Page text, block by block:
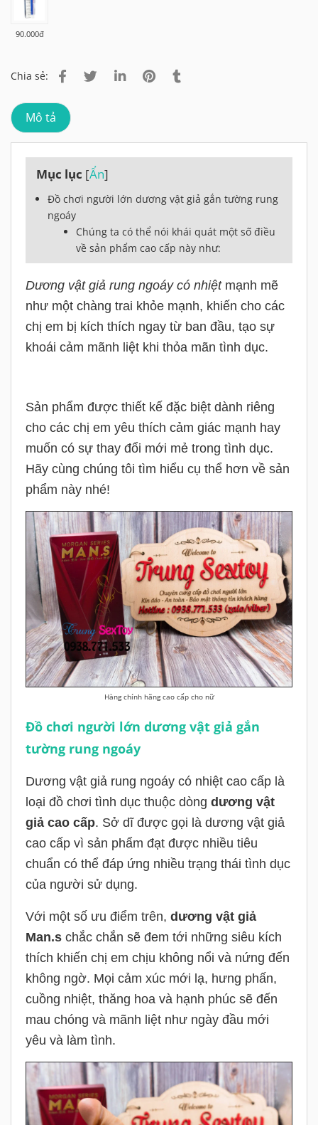
90.000đ
Chia sẻ:
Mô tả
Mục lục [Ẩn]
Đồ chơi người lớn dương vật giả gắn tường rung
ngoáy
Chúng ta có thể nói khái quát một số điều
về sản phẩm cao cấp này như:
Dương vật giả rung ngoáy có nhiệtmạnh mẽ
như một chàng trai khỏe mạnh, khiến cho các
chị em bị kích thích ngay từ ban đầu, tạo sự
khoái cảm mãnh liệt khi thỏa mãn tình dục.
Sản phẩm được thiết kế đặc biệt dành riêng
cho các chị em yêu thích cảm giác mạnh hay
muốn có sự thay đổi mới mẻ trong tình dục.
Hãy cùng chúng tôi tìm hiểu cụ thể hơn về sản
phẩm này nhé!
Hàng chính hãng cao cấp cho nữ
Đồ chơi người lớn dương vật giả gắn
tường rung ngoáy
Dương vật giả rung ngoáy có nhiệt cao cấp là
loại đồ chơi tình dục thuộc dòng dương vật
giả cao cấp. Sở dĩ được gọi là dương vật giả
cao cấp vì sản phẩm đạt được nhiều tiêu
chuẩn có thể đáp ứng nhiều trạng thái tình dục
của người sử dụng.
Với một số ưu điểm trên, dương vật giả
Man.s chắc chắn sẽ đem tới những siêu kích
thích khiến chị em chịu không nổi và nứng đến
không ngờ. Mọi cảm xúc mới lạ, hưng phấn,
cuồng nhiệt, thăng hoa và hạnh phúc sẽ đến
mau chóng và mãnh liệt như ngày đầu mới
yêu và làm tình.